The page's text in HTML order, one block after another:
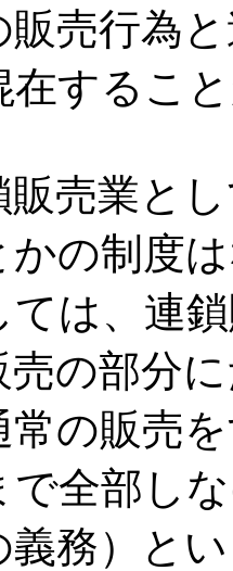
販売行為
在するこ
販売業と
かの制度
ては、連
売の部分
常の販売
で全部し
義務）と